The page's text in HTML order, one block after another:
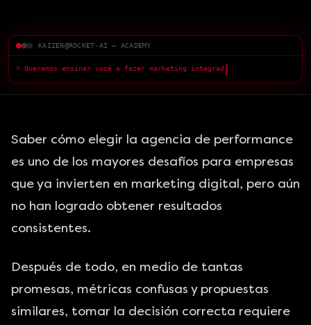
KAIZEN@ROCKET-AI — ACADEMY
qualidade superior.
█
Saber cómo elegir la agencia de performance
es uno de los mayores desafíos para empresas
que ya invierten en marketing digital, pero aún
no han logrado obtener resultados
consistentes.
Después de todo, en medio de tantas
promesas, métricas confusas y propuestas
similares, tomar la decisión correcta requiere